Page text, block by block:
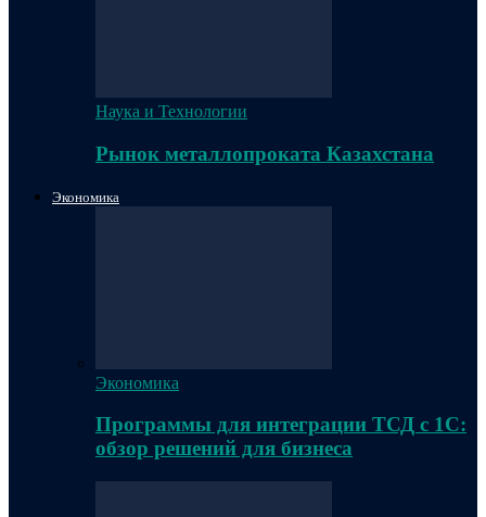
Наука и Технологии
Рынок металлопроката Казахстана
Экономика
Экономика
Программы для интеграции ТСД с 1С:
обзор решений для бизнеса